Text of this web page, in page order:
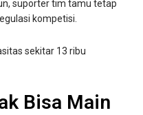
suporter tim tamu tetap
kompetisi.
sekitar 13 ribu
Bisa Main